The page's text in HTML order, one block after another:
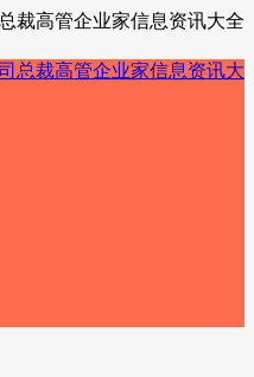
裁高管企业家信息资讯大全